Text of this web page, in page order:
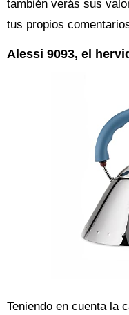
también verás sus
tus propios
Alessi 9093, el
Teniendo en cuenta la